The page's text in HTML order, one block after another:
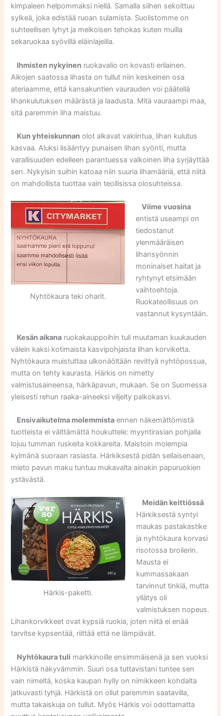
kimpaleen helpommaksi niellä. Samalla siihen sekoittuu
sylkeä, joka edistää ruoan sulamista. Suolistomme on
suhteellisen lyhyt ja melkoisen tehokas kuten muilla
sekaruokaa syövillä eläinlajeilla.
Ihmisten nykyinen ruokavalio on kovasti erilainen.
Aikojen saatossa lihasta on tullut niin keskeinen osa
ateriaamme, että kansakuntien vaurauden voi päätellä
lihankulutuksen määrästä ja laadusta. Mitä vauraampi maa,
sitä paremmin liha maistuu.
Kun yhteiskunnan olot alkavat vakiintua, lihan kulutus
kasvaa. Aluksi lisääntyy punaisen lihan syönti, mutta
varallisuuden edelleen parantuessa valkoinen liha syrjäyttää
sen. Nykyisin suihin katoaa niin suuria lihamääriä, että niitä
on mahdollista tuottaa vain teollisissa olosuhteissa.
Nyhtökaura teki oharit.
Viime vuosina
entistä useampi on
tiedostanut
ylenmääräisen
lihansyönnin
moninaiset haitat ja
ryhtynyt etsimään
vaihtoehtoja.
Ruokateollisuus on
vastannut kysyntään.
Kesän aikana ruokakauppoihin tuli muutaman kuukauden
välein kaksi kotimaista kasvipohjaista lihan korviketta.
Nyhtökaura muistuttaa ulkonäöltään revittyä nyhtöpossua,
mutta on tehty kaurasta. Härkis on nimetty
valmistusaineensa, härkäpavun, mukaan. Se on Suomessa
yleisesti rehun raaka-aineeksi viljelty palkokasvi.
Ensivaikutelma molemmista ennen näkemättömistä
tuotteista ei välttämättä houkuttele: myyntirasian pohjalla
lojuu tumman ruskeita kokkareita. Maistoin molempia
kylmänä suoraan rasiasta. Härkiksestä pidän sellaisenaan,
mieto pavun maku tuntuu mukavalta ainakin papuruokien
ystävästä.
Härkis-paketti.
Meidän keittiössä
Härkiksestä syntyi
maukas pastakastike
ja nyhtökaura korvasi
risotossa broilerin.
Mausta ei
kummassakaan
tarvinnut tinkiä, mutta
yllätys oli
valmistuksen nopeus.
Lihankorvikkeet ovat kypsiä ruokia, joten niitä ei enää
tarvitse kypsentää, riittää että ne lämpiävät.
Nyhtökaura tuli markkinoille ensimmäisenä ja sen vuoksi
Härkistä näkyvämmin. Suuri osa tuttavistani tuntee sen
vain nimeltä, koska kaupan hylly on nimikkeen kohdalta
jatkuvasti tyhjä. Härkistä on ollut paremmin saatavilla,
mutta takaiskuja on tullut. Myös Härkis voi odottamatta